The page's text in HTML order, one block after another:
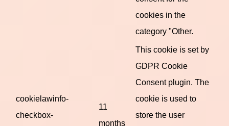
cookies in the
category "Other.
cookielawinfo-
checkbox-
11
months
This cookie is set by
GDPR Cookie
Consent plugin. The
cookie is used to
store the user